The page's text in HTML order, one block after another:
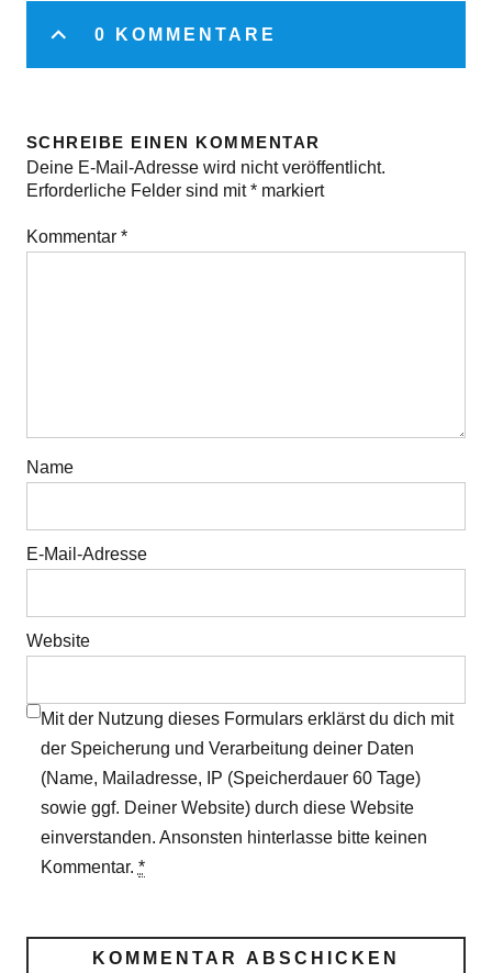
0 KOMMENTARE
SCHREIBE EINEN KOMMENTAR
Deine E-Mail-Adresse wird nicht veröffentlicht.
Erforderliche Felder sind mit*markiert
Kommentar *
Name
E-Mail-Adresse
Website
Mit der Nutzung dieses Formulars erklärst du dich mit
der Speicherung und Verarbeitung deiner Daten
(Name, Mailadresse, IP (Speicherdauer 60 Tage)
sowie ggf. Deiner Website) durch diese Website
einverstanden. Ansonsten hinterlasse bitte keinen
Kommentar. *